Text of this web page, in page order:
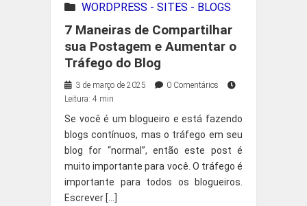
WORDPRESS - SITES - BLOGS
7 Maneiras de Compartilhar
sua Postagem e Aumentar o
Tráfego do Blog
3 de março de 2025
0 Comentários
Leitura: 4 min
Se você é um blogueiro e está fazendo
blogs contínuos, mas o tráfego em seu
blog for “normal”, então este post é
muito importante para você. O tráfego é
importante para todos os blogueiros.
Escrever […]